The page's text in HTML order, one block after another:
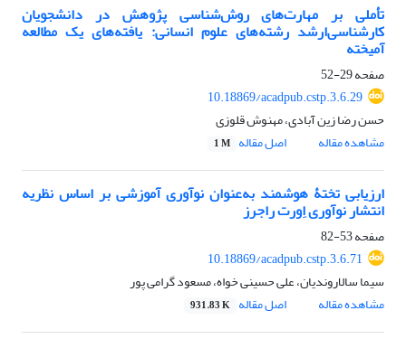
تأملی بر مهارت‌های روش‌شناسی پژوهش در دانشجویان
کارشناسی‌ارشد رشته‌های علوم انسانی: یافته‌های یک مطالعه
آمیخته
صفحه29-52
‎10.18869/acadpub.cstp.3.6.29
حسن رضا زین آبادی، مهنوش قلوزی
مشاهده مقاله
اصل مقاله 1 M
ارزیابی تختۀ هوشمند به‌عنوان نوآوری آموزشی بر اساس نظریه
انتشار نوآوری اِورت راجرز
صفحه53-82
‎10.18869/acadpub.cstp.3.6.71
سیما سالاروندیان، علی حسینی خواه، مسعود گرامی پور
مشاهده مقاله
اصل مقاله 931.83 K